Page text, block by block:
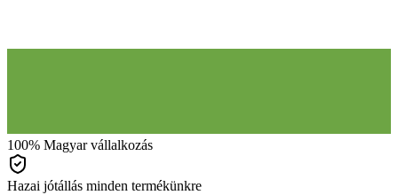
100% Magyar vállalkozás
Hazai jótállás minden termékünkre